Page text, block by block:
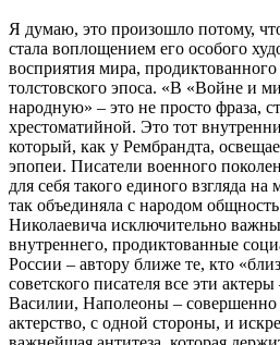
Я думаю, это произошло потому,
стала воплощением его особого
восприятия мира,
толстовского эпоса. «В «Войне и
народную» – это не просто фраза,
хрестоматийной. Это тот
который, как у Рембрандта,
эпопеи. Писатели военного
для себя такого единого взгляда
так объединяла с народом
Николаевича исключительно
внутреннего, продиктованные
России – автору ближе те, кто
советского писателя все эти
Василии, Наполеоны –
актерство, с одной стороны, и